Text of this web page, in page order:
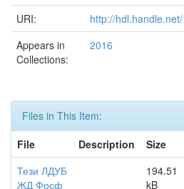
URI:
http://
Appears in
Collections:
2016
Files in This Item:
File
Description Size
Тези ЛДУБ
ЖД Фосф
194.51
kB